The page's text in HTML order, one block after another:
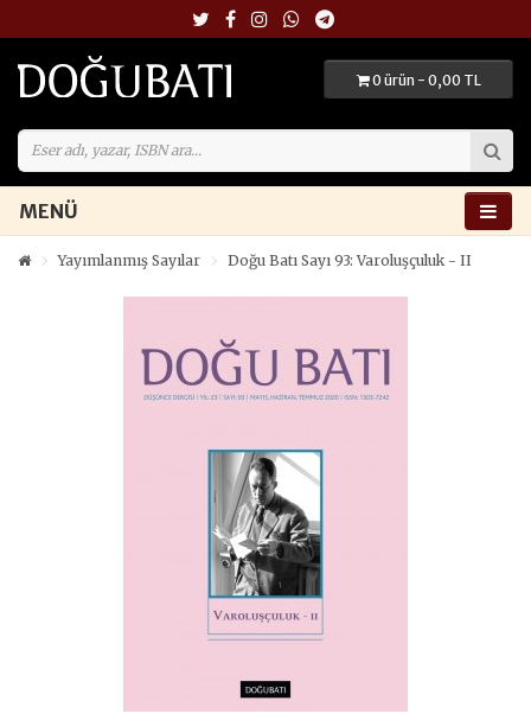
0 ürün - 0,00 TL
MENÜ
Yayımlanmış Sayılar Doğu Batı Sayı 93: Varoluşçuluk - II